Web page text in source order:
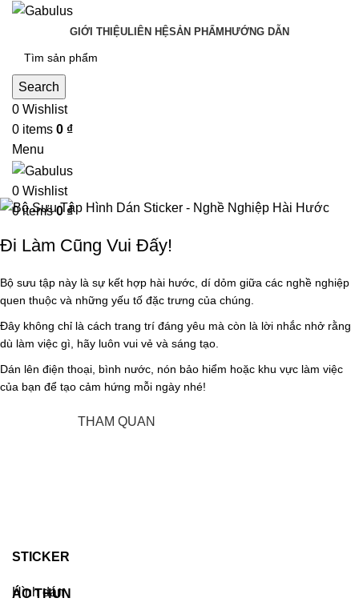
GIỚI THIỆULIÊN HỆSẢN PHẨM HƯỚNG DẪN
Search
0 Wishlist
0 items 0 ₫
Menu
0 Wishlist
0items 0₫
Đi Làm Cũng Vui Đấy!
Bộ sưu tập này là sự kết hợp hài hước, dí dỏm giữa các nghề nghiệp
quen thuộc và những yếu tố đặc trưng của chúng.
Đây không chỉ là cách trang trí đáng yêu mà còn là lời nhắc nhở rằng
dù làm việc gì, hãy luôn vui vẻ và sáng tạo.
Dán lên điện thoại, bình nước, nón bảo hiểm hoặc khu vực làm việc
của bạn để tạo cảm hứng mỗi ngày nhé!
THAM QUAN
STICKER
Hình dán
ÁO THUN